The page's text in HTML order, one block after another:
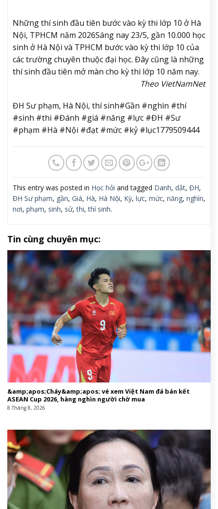
Những thí sinh đầu tiên bước vào kỳ thi lớp 10 ở Hà
Nội, TPHCM năm 2026Sáng nay 23/5, gần 10.000 học
sinh ở Hà Nội và TPHCM bước vào kỳ thi lớp 10 của
các trường chuyên thuộc đại học. Đây cũng là những
thí sinh đầu tiên mở màn cho kỳ thi lớp 10 năm nay.
Theo VietNamNet
ĐH Sư phạm, Hà Nội, thí sinh#Gần #nghìn #thí
#sinh #thi #Đánh #giá #năng #lực #ĐH #Sư
#phạm #Hà #Nội #đạt #mức #kỷ #lục1779509444
This entry was posted in Học hỏi and tagged Danh, dắt, ĐH,
ĐH Sư phạm, gần, Giá, Hà, Hà Nội, Kỳ, lực, mức, năng, nghìn,
nơi, phạm, sinh, sử,thi,thí sinh.
Tin cùng chuyên mục:
&amp;apos;Cháy&amp;apos; vé xem Việt Nam đá bán kết
ASEAN Cup 2026, hàng nghìn người chờ mua
8 Tháng 8, 2026